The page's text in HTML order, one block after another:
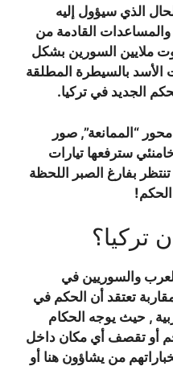
الذي سيؤول إليه
القادمة من
ملايين السورين بشكل
الأسد بالسيطرة المطلقة
الجديد في تركيا.
“الممانعة”, صور
سترفعها تيارات
بفارغ الصبر اللحظة
تركيا؟
والسوريين في
تعتقد أن الحكم في
, حيث يوجه الحكام
أو تقصف أي مكان داخل
من يشاؤون هنا أو